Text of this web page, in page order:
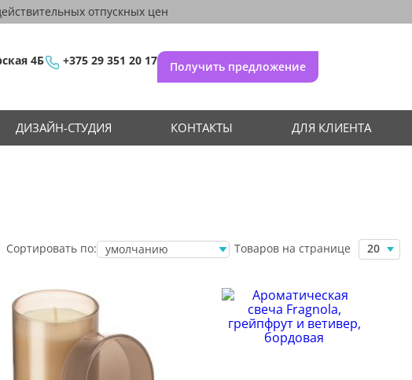
отпускных цен
4Б
+375 29 351 20 17 Получить предложение
ДИЗАЙН-СТУДИЯ КОНТАКТЫ ДЛЯ КЛИЕНТА
Сортировать по:
умолчанию
Товаров на странице 20